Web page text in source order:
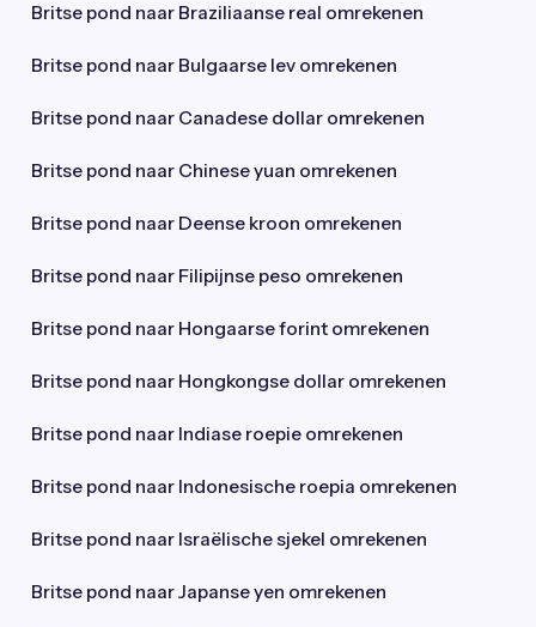
Britse pond naar Braziliaanse real omrekenen
Britse pond naar Bulgaarse lev omrekenen
Britse pond naar Canadese dollar omrekenen
Britse pond naar Chinese yuan omrekenen
Britse pond naar Deense kroon omrekenen
Britse pond naar Filipijnse peso omrekenen
Britse pond naar Hongaarse forint omrekenen
Britse pond naar Hongkongse dollar omrekenen
Britse pond naar Indiase roepie omrekenen
Britse pond naar Indonesische roepia omrekenen
Britse pond naar Israëlische sjekel omrekenen
Britse pond naar Japanse yen omrekenen